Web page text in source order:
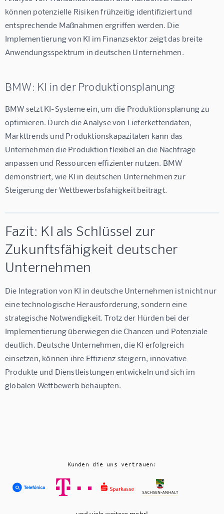
können potenzielle Risiken frühzeitig identifiziert und
entsprechende Maßnahmen ergriffen werden. Die
Implementierung von KI im Finanzsektor zeigt das breite
Anwendungsspektrum in deutschen Unternehmen.
BMW: KI in der Produktionsplanung
BMW setzt KI-Systeme ein, um die Produktionsplanung zu
optimieren. Durch die Analyse von Lieferkettendaten,
Markttrends und Produktionskapazitäten kann das
Unternehmen die Produktion flexibel an die Nachfrage
anpassen und Ressourcen effizienter nutzen. BMW
demonstriert, wie KI in deutschen Unternehmen zur
Steigerung der Wettbewerbsfähigkeit beiträgt.
Fazit: KI als Schlüssel zur
Zukunftsfähigkeit deutscher
Unternehmen
Die Integration von KI in deutsche Unternehmen ist nicht nur
eine technologische Herausforderung, sondern eine
strategische Notwendigkeit. Trotz der Hürden bei der
Implementierung überwiegen die Chancen und Potenziale
deutlich. Deutsche Unternehmen, die KI erfolgreich
einsetzen, können ihre Effizienz steigern, innovative
Produkte und Dienstleistungen entwickeln und sich im
globalen Wettbewerb behaupten.
Kunden die uns vertrauen: